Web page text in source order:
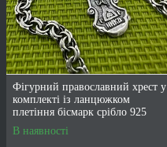
Фігурний православний хрест у
комплекті із ланцюжком
плетіння бісмарк срібло 925
проби
В наявності